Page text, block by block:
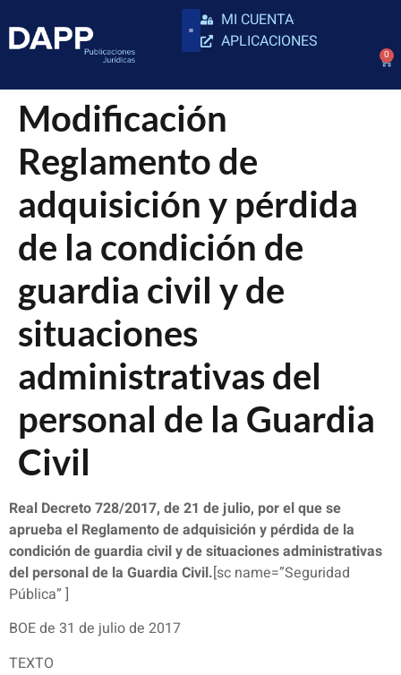
MI CUENTA
APLICACIONES
0
Modificación
Reglamento de
adquisición y pérdida
de la condición de
guardia civil y de
situaciones
administrativas del
personal de la Guardia
Civil
Real Decreto 728/2017, de 21 de julio, por el que se
aprueba el Reglamento de adquisición y pérdida de la
condición de guardia civil y de situaciones administrativas
del personal de la Guardia Civil.[sc name=”Seguridad
Pública” ]
BOE de 31 de julio de 2017
TEXTO